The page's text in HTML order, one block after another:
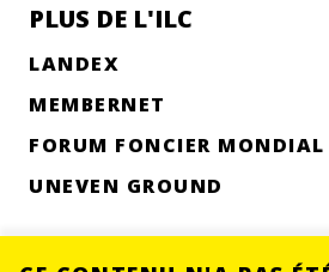
PLUS DE L'ILC
LANDEX
MEMBERNET
FORUM FONCIER MONDIAL
UNEVEN GROUND